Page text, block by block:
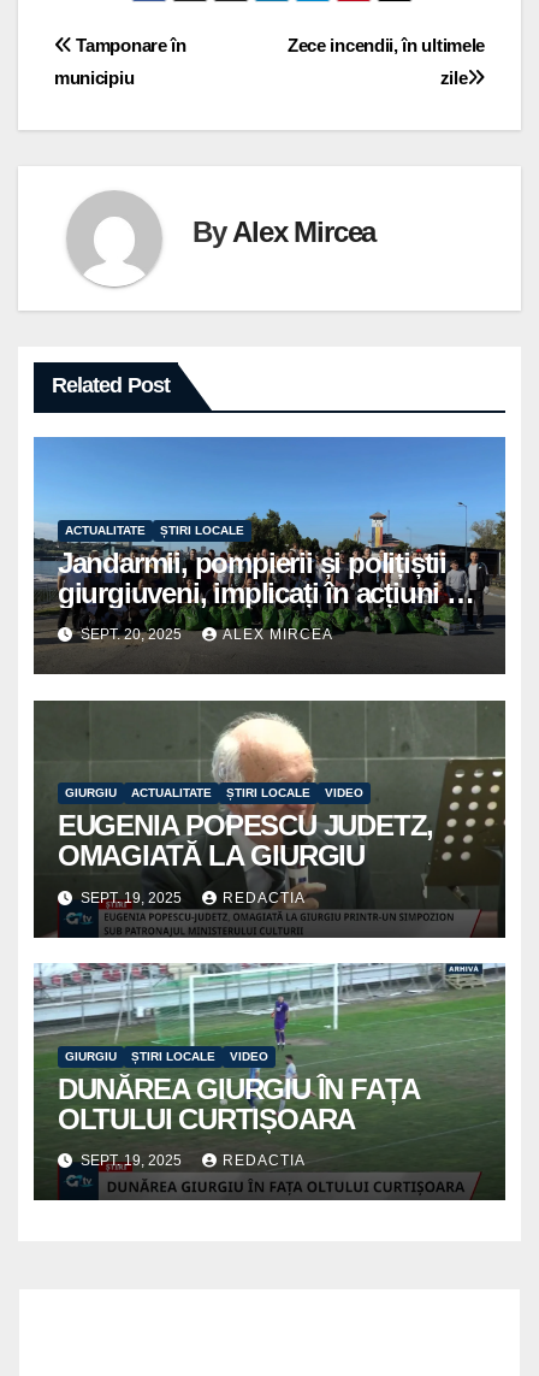
Navigare
Zece incendii, în ultimele
zile
Tamponare în
municipiu
ByAlex Mircea
Related Post
ACTUALITATE ȘTIRI LOCALE
Jandarmii, pompierii și polițiștii
giurgiuveni, implicați în acțiuni de
voluntariat pentru un oraș mai
curat
SEPT. 20, 2025 ALEX MIRCEA
GIURGIU ACTUALITATE ȘTIRI LOCALE VIDEO
EUGENIA POPESCU JUDETZ,
OMAGIATĂ LA GIURGIU
SEPT. 19, 2025 REDACTIA
GIURGIU ȘTIRI LOCALE VIDEO
DUNĂREA GIURGIU ÎN FAȚA
OLTULUI CURTIȘOARA
SEPT. 19, 2025 REDACTIA